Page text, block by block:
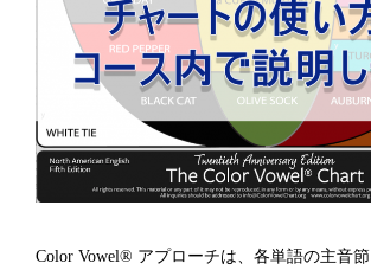
Color Vowel® アプローチは、各単語の主音